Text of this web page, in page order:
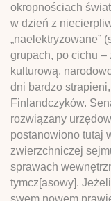
okropnościach
w dzień z
„naelektryzowane”
grupach, po cichu
kulturową,
dni bardzo
Finlandczyków.
rozwiązany
postanowiono tutaj
zwierzchniczej
sprawach
tymcz[asowy].
swem nowem